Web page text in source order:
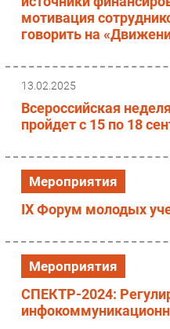
мотивация
говорить на
13.02.2025
Всероссийская
пройдет с 15 по 18
Мероприятия
IX Форум молодых
Мероприятия
СПЕКТР-2024: